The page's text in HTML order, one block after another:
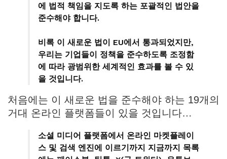
에 법적 책임을 지도록 하는 포괄적인 법안을
준수해야 합니다.
비록 이 새로운 법이 EU에서 통과되었지만,
우리는 기업들이 정책을 준수하도록 조정함
에 따라 광범위한 세계적인 효과를 볼 수 있
을 것입니다.
처음에는 이 새로운 법을 준수해야 하는 19개의
거대 온라인 플랫폼들이 있을 것입니다…
소셜 미디어 플랫폼에서 온라인 마켓플레이
스 및 검색 엔진에 이르기까지 지금까지 목록